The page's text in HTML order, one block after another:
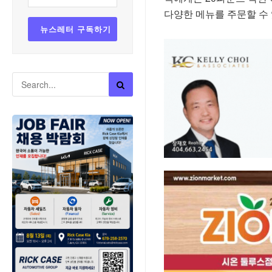
다양한 메뉴를 주문할 수